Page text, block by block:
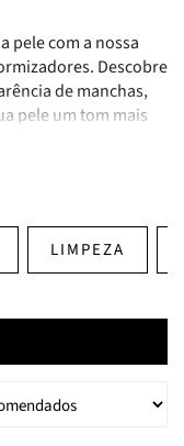
pele com a nossa
Descobre
de manchas,
pele um tom mais
LIMPEZA